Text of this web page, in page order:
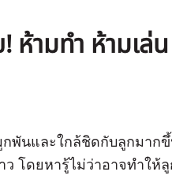
ห้ามทำ ห้ามเล่
พันและใกล้ชิดกับลูกมาก
ว โดยหารู้ไม่ว่าอาจทำให้